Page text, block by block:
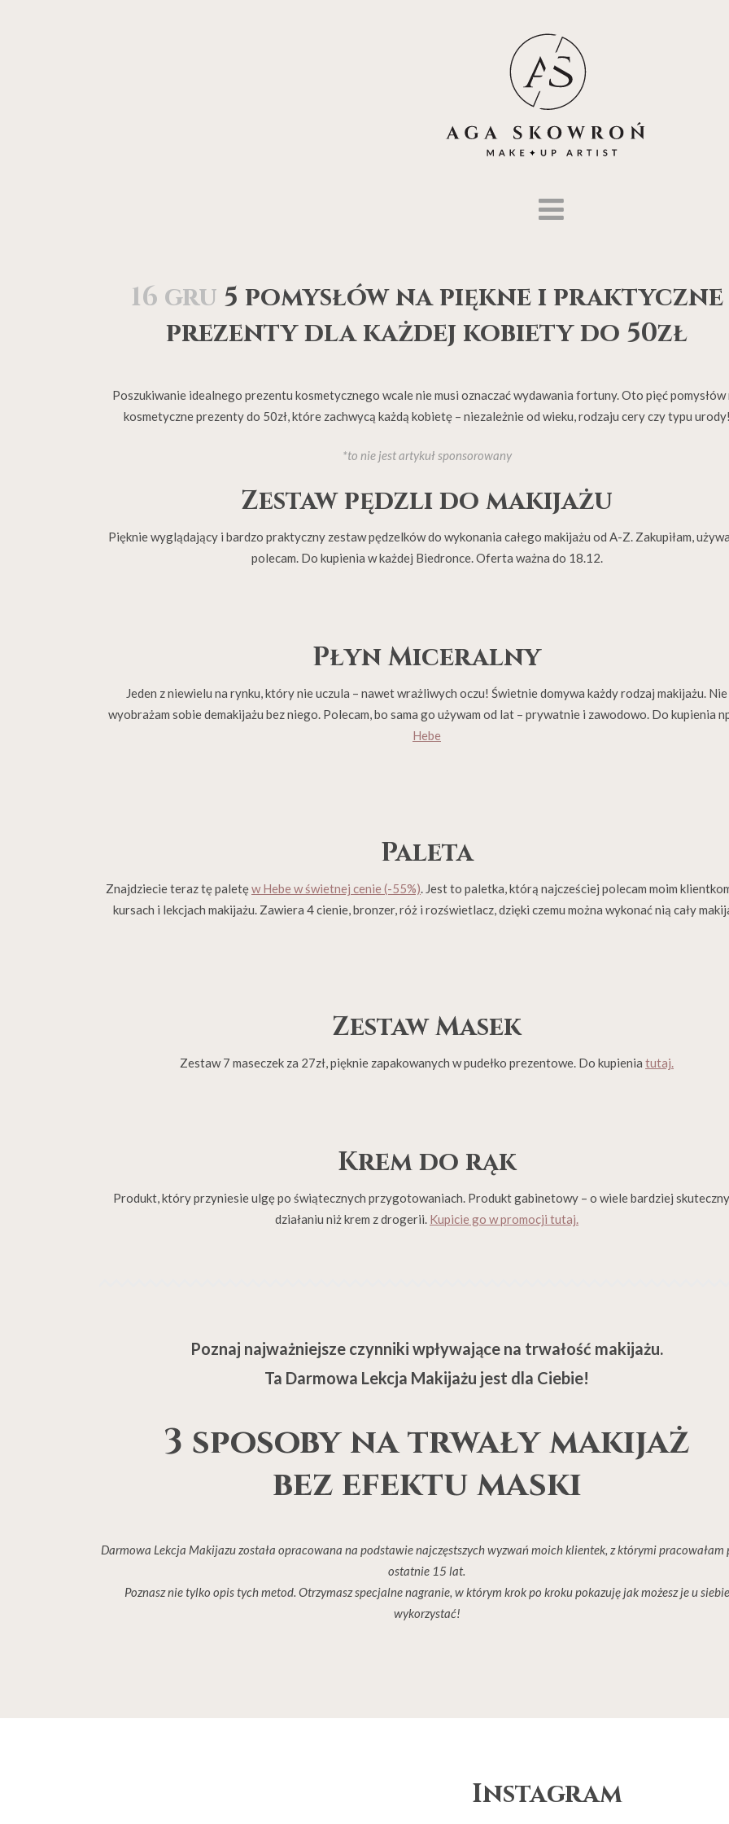
16 gru 5 pomysłów na piękne i praktyczne
prezenty dla każdej kobiety do 50zł
Poszukiwanie idealnego prezentu kosmetycznego wcale nie musi oznaczać wydawania fortuny. Oto pięć pomysłów
kosmetyczne prezenty do 50zł, które zachwycą każdą kobietę – niezależnie od wieku, rodzaju cery czy typu
*to nie jest artykuł sponsorowany
Zestaw pędzli do makijażu
Pięknie wyglądający i bardzo praktyczny zestaw pędzelków do wykonania całego makijażu od A-Z. Zakupiłam,
polecam. Do kupienia w każdej Biedronce. Oferta ważna do 18.12.
Płyn Miceralny
Jeden z niewielu na rynku, który nie uczula – nawet wrażliwych oczu! Świetnie domywa każdy rodzaj makijażu. Nie
wyobrażam sobie demakijażu bez niego. Polecam, bo sama go używam od lat – prywatnie i zawodowo. Do kupienia
Hebe
Paleta
Znajdziecie teraz tę paletęw Hebe w świetnej cenie (-55%). Jest to paletka, którą najcześciej polecam moim
kursach i lekcjach makijażu. Zawiera 4 cienie, bronzer, róż i rozświetlacz, dzięki czemu można wykonać nią cały
Zestaw Masek
Zestaw 7 maseczek za 27zł, pięknie zapakowanych w pudełko prezentowe. Do kupienia tutaj.
Krem do rąk
Produkt, który przyniesie ulgę po świątecznych przygotowaniach. Produkt gabinetowy – o wiele bardziej
działaniu niż krem z drogerii. Kupicie go w promocji tutaj.
Poznaj najważniejsze czynniki wpływające na trwałość makijażu.
Ta Darmowa Lekcja Makijażu jest dla Ciebie!
3 sposoby na trwały makijaż
bez efektu maski
Darmowa Lekcja Makijazu została opracowana na podstawie najczęstszych wyzwań moich klientek, z którymi pracowałam
ostatnie 15 lat.
Poznasz nie tylko opis tych metod. Otrzymasz specjalne nagranie, w którym krok po kroku pokazuję jak możesz je u siebie
wykorzystać!
Instagram